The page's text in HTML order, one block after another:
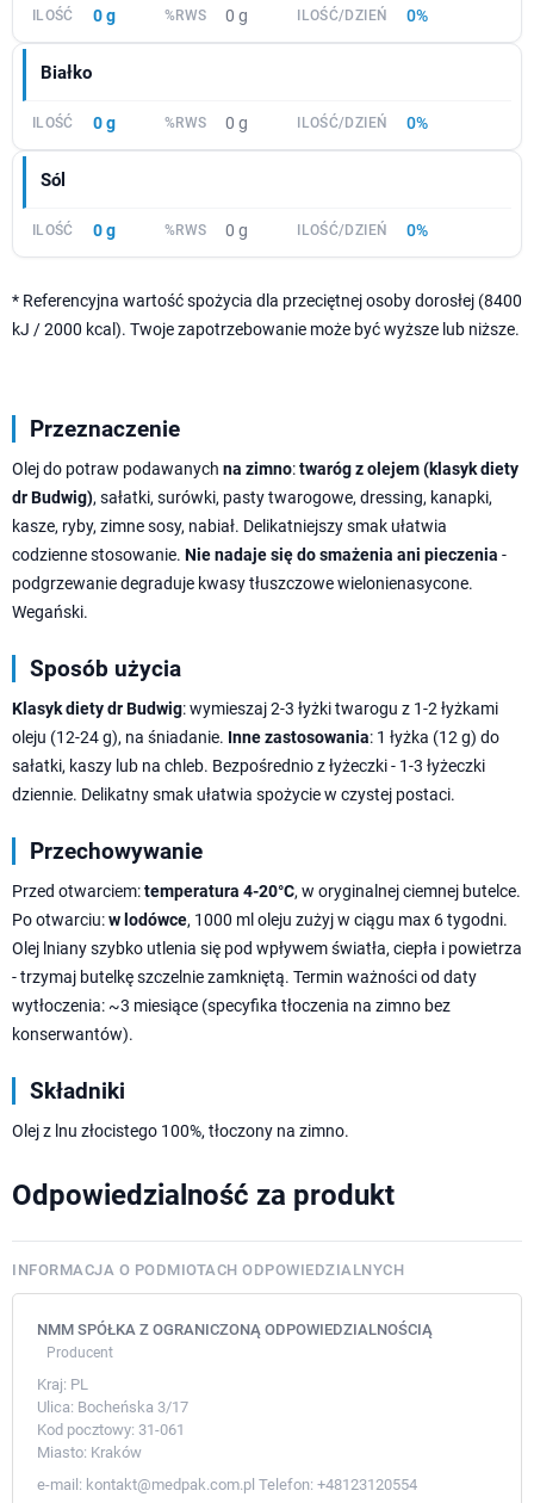
0 g 0 g 0%
Białko
0 g 0 g 0%
Sól
0 g 0 g 0%
* Referencyjna wartość spożycia dla przeciętnej osoby dorosłej (8400
kJ / 2000 kcal). Twoje zapotrzebowanie może być wyższe lub niższe.
Przeznaczenie
Olej do potraw podawanych na zimno:twaróg z olejem (klasyk diety
dr Budwig), sałatki, surówki, pasty twarogowe, dressing, kanapki,
kasze, ryby, zimne sosy, nabiał. Delikatniejszy smak ułatwia
codzienne stosowanie. Nie nadaje się do smażenia ani pieczenia -
podgrzewanie degraduje kwasy tłuszczowe wielonienasycone.
Wegański.
Sposób użycia
Klasyk diety dr Budwig: wymieszaj 2-3 łyżki twarogu z 1-2 łyżkami
oleju (12-24 g), na śniadanie. Inne zastosowania: 1 łyżka (12 g) do
sałatki, kaszy lub na chleb. Bezpośrednio z łyżeczki - 1-3 łyżeczki
dziennie. Delikatny smak ułatwia spożycie w czystej postaci.
Przechowywanie
Przed otwarciem:temperatura 4-20°C, w oryginalnej ciemnej butelce.
Po otwarciu:w lodówce, 1000 ml oleju zużyj w ciągu max 6 tygodni.
Olej lniany szybko utlenia się pod wpływem światła, ciepła i powietrza
- trzymaj butelkę szczelnie zamkniętą. Termin ważności od daty
wytłoczenia: ~3 miesiące (specyfika tłoczenia na zimno bez
konserwantów).
Składniki
Olej z lnu złocistego 100%, tłoczony na zimno.
Odpowiedzialność za produkt
INFORMACJA O PODMIOTACH ODPOWIEDZIALNYCH
NMM SPÓŁKA Z OGRANICZONĄ ODPOWIEDZIALNOŚCIĄ
Producent
Kraj: PL
Ulica: Bocheńska 3/17
Kod pocztowy: 31-061
Miasto: Kraków
e-mail: kontakt@medpak.com.pl Telefon: +48123120554